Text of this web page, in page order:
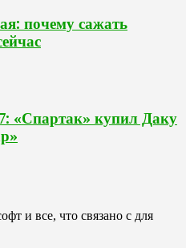
почему сажать
«Спартак» купил Даку
и все, что связано с для